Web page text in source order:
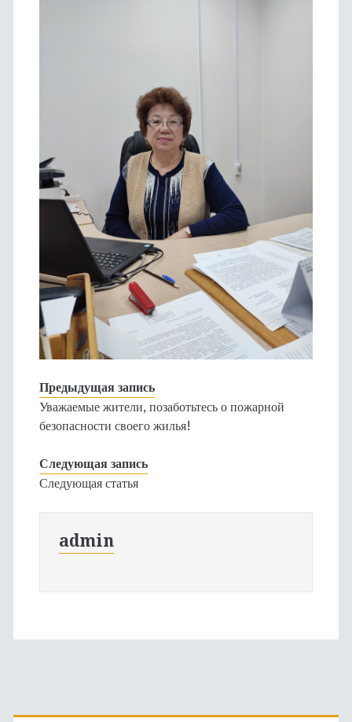
Предыдущая запись
Уважаемые жители, позаботьтесь о пожарной
безопасности своего жилья!
Следующая запись
Следующая статья
admin
Основная